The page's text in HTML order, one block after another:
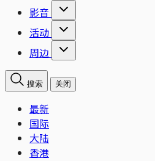
影音
活动
周边
搜索 关闭
最新
国际
大陆
香港